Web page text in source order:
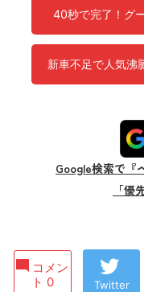
40秒で完了！グ
新車不足で人気沸
Google検索で『
「優
コメン
ト 0
Twitter